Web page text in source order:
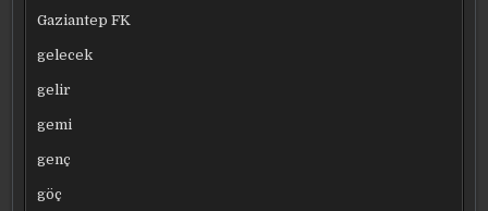
Gaziantep FK
gelecek
gelir
gemi
genç
göç